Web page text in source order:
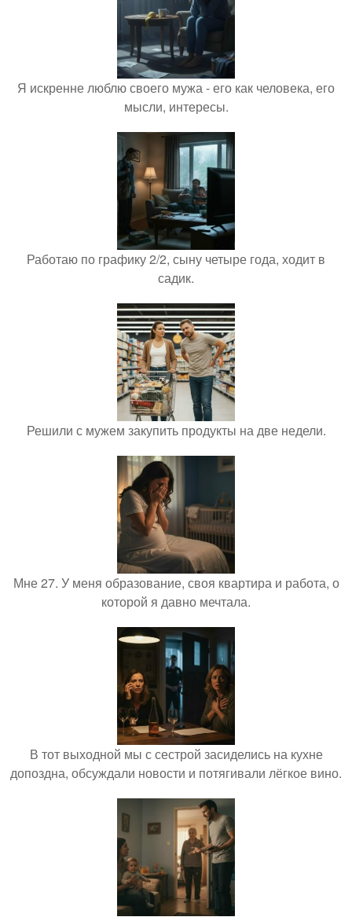
Я искренне люблю своего мужа - его как человека, его
мысли, интересы.
Работаю по графику 2/2, сыну четыре года, ходит в
садик.
Решили с мужем закупить продукты на две недели.
Мне 27. У меня образование, своя квартира и работа, о
которой я давно мечтала.
В тот выходной мы с сестрой засиделись на кухне
допоздна, обсуждали новости и потягивали лёгкое вино.